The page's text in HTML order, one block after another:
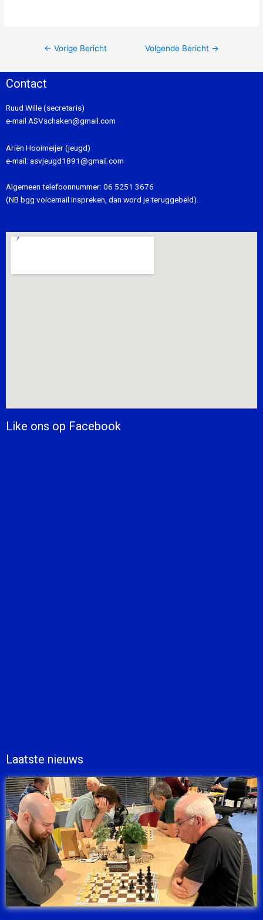
← Vorige Bericht Volgende Bericht →
Contact
Ruud Wille (secretaris)
e-mail ASVschaken@gmail.com
Ariën Hooimeijer (jeugd)
e-mail: asvjeugd1891@gmail.com
Algemeen telefoonnummer: 06 5251 3676
(NB bgg voicemail inspreken, dan word je teruggebeld).
Like ons op Facebook
Laatste nieuws